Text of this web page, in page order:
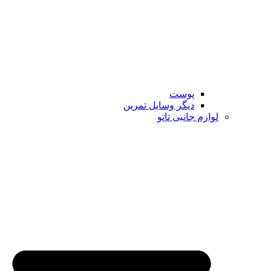
پوست
دیگر وسایل تمرین
لوازم جانبی تاتو